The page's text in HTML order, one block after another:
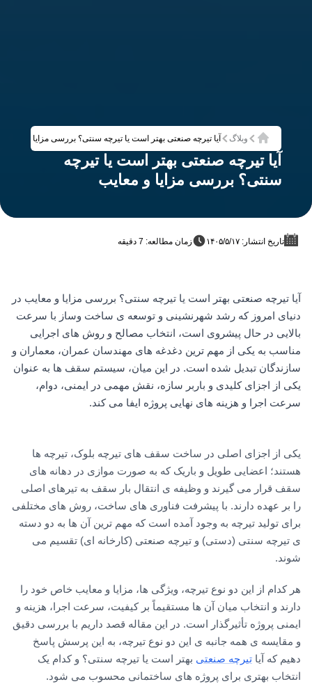
خانه
وبلاگ آیا تیرچه صنعتی بهتر است یا تیرچه سنتی؟ بررسی مزایا و معایب
آیا تیرچه صنعتی بهتر است یا تیرچه
سنتی؟ بررسی مزایا و معایب
تاریخ انتشار: ۱۴۰۵/۵/۱۷ زمان مطالعه: 7 دقیقه
آیا تیرچه صنعتی بهتر است یا تیرچه سنتی؟ بررسی مزایا و معایب در
دنیای امروز که رشد شهرنشینی و توسعه ی ساخت وساز با سرعت
بالایی در حال پیشروی است، انتخاب مصالح و روش های اجرایی
مناسب به یکی از مهم ترین دغدغه های مهندسان عمران، معماران و
سازندگان تبدیل شده است. در این میان، سیستم سقف ها به عنوان
یکی از اجزای کلیدی و باربر سازه، نقش مهمی در ایمنی، دوام،
سرعت اجرا و هزینه های نهایی پروژه ایفا می کند.
یکی از اجزای اصلی در ساخت سقف های تیرچه بلوک، تیرچه ها
هستند؛ اعضایی طویل و باریک که به صورت موازی در دهانه های
سقف قرار می گیرند و وظیفه ی انتقال بار سقف به تیرهای اصلی
را بر عهده دارند. با پیشرفت فناوری های ساخت، روش های مختلفی
برای تولید تیرچه به وجود آمده است که مهم ترین آن ها به دو دسته
ی تیرچه سنتی (دستی) و تیرچه صنعتی (کارخانه ای) تقسیم می
شوند.
هر کدام از این دو نوع تیرچه، ویژگی ها، مزایا و معایب خاص خود را
دارند و انتخاب میان آن ها مستقیماً بر کیفیت، سرعت اجرا، هزینه و
ایمنی پروژه تأثیرگذار است. در این مقاله قصد داریم با بررسی دقیق
و مقایسه ی همه جانبه ی این دو نوع تیرچه، به این پرسش پاسخ
دهیم که آیا تیرچه صنعتی بهتر است یا تیرچه سنتی؟ و کدام یک
انتخاب بهتری برای پروژه های ساختمانی محسوب می شود.